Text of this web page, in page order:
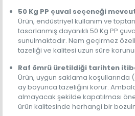
50 Kg PP çuval seçeneği
Ürün, endüstriyel kullanım ve
tasarlanmış dayanıklı 50 Kg PP
sunulmaktadır. Nem geçirmez
tazeliği ve kalitesi uzun süre
Raf ömrü üretildiği tarihten
Ürün, uygun saklama koşullarında
ay boyunca tazeliğini korur.
almayacak şekilde kapatılması
ürün kalitesinde herhangi bir